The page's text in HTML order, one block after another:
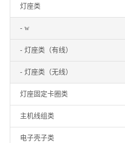
灯座类
- w
- 灯座类（有线）
- 灯座类（无线）
灯座固定卡圈类
主机线组类
电子壳子类